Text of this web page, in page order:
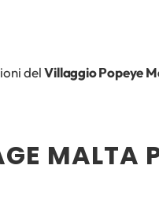
del Villaggio Popeye
MALTA